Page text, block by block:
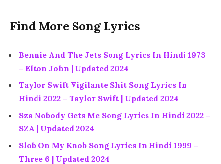
Find More Song Lyrics
Bennie And The Jets Song Lyrics In Hindi 1973
– Elton John | Updated 2024
Taylor Swift Vigilante Shit Song Lyrics In
Hindi 2022 – Taylor Swift | Updated 2024
Sza Nobody Gets Me Song Lyrics In Hindi 2022 –
SZA | Updated 2024
Slob On My Knob Song Lyrics In Hindi 1999 –
Three 6 | Updated 2024